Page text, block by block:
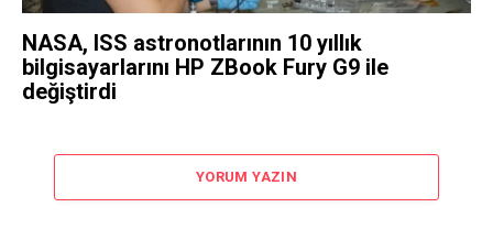
NASA, ISS astronotlarının 10 yıllık
bilgisayarlarını HP ZBook Fury G9 ile
değiştirdi
YORUM YAZIN